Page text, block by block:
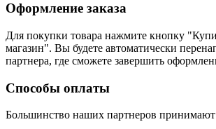
Оформление заказа
Для покупки товара нажмите кнопку
магазин". Вы будете автоматически
партнера, где сможете завершить
Способы оплаты
Большинство наших партнеров